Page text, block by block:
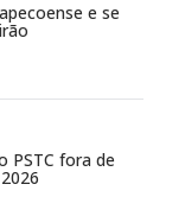
e se
PSTC fora de